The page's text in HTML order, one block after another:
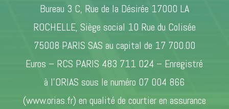
Bureau 3 C, Rue de la Désirée 17000 LA
ROCHELLE, Siège social 10 Rue du Colisée
75008 PARIS SAS au capital de 17 700.00
Euros – RCS PARIS 483 711 024 – Enregistré
à l’ORIAS sous le numéro 07 004 866
(www.orias.fr) en qualité de courtier en assurance